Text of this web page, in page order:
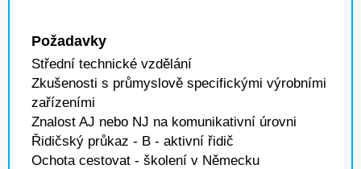
Požadavky
Střední technické vzdělání
Zkušenosti s průmyslově specifickými výrobními
zařízeními
Znalost AJ nebo NJ na komunikativní úrovni
Řidičský průkaz - B - aktivní řidič
Ochota cestovat - školení v Německu